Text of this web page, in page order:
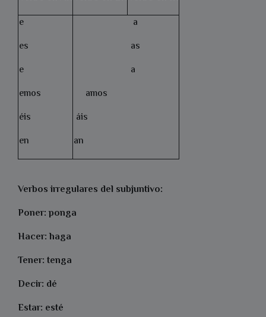
e
es
e
emos
éis
en
a
as
a
amos
áis
an
Verbos irregulares del subjuntivo:
Poner: ponga
Hacer: haga
Tener: tenga
Decir: dé
Estar: esté